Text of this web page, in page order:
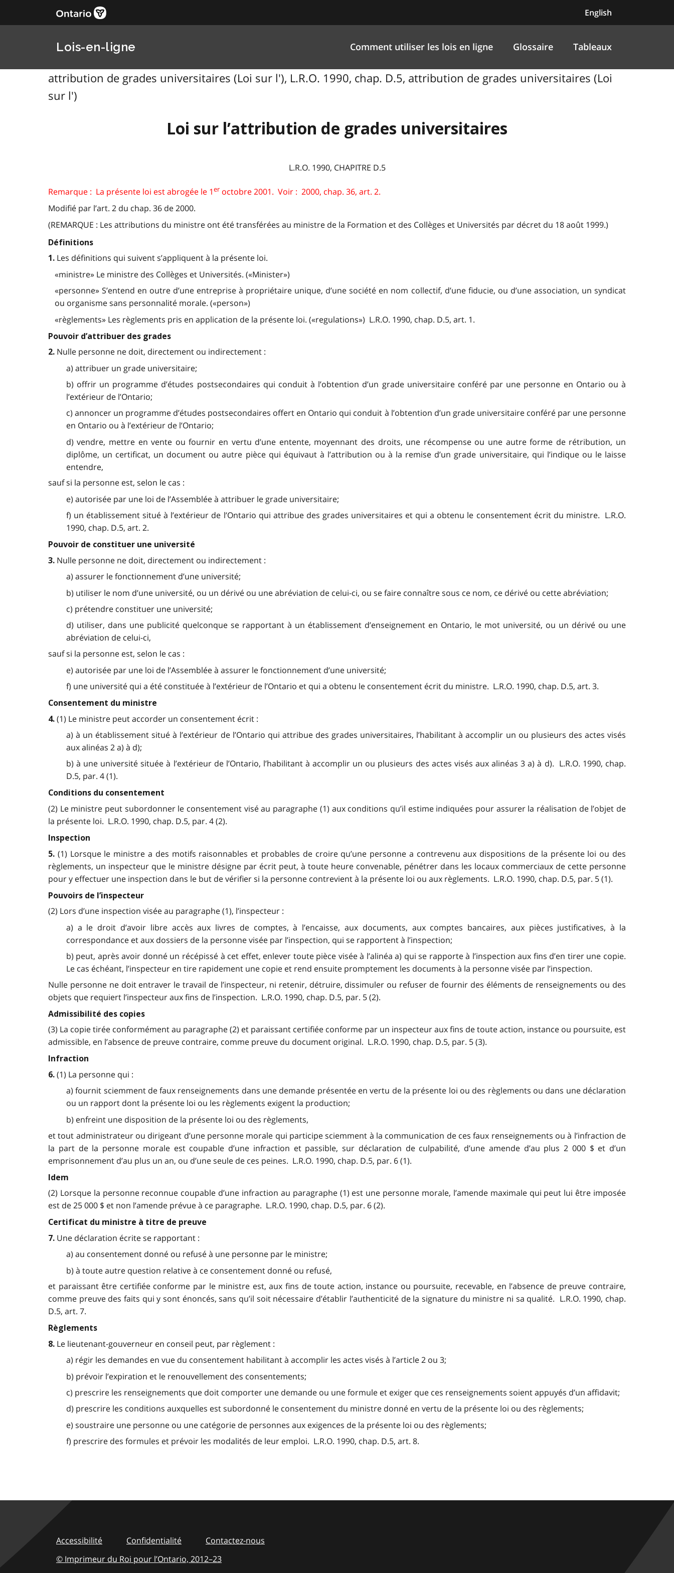
English
Lois-en-ligne Comment utiliser les lois en ligne Glossaire Tableaux
attribution de grades universitaires (Loi sur l'), L.R.O. 1990, chap. D.5, attribution de grades universitaires (Loi
sur l')
Loi sur l’attribution de grades universitaires
L.R.O. 1990, CHAPITRE D.5
Remarque : La présente loi est abrogée le 1er octobre 2001. Voir : 2000, chap. 36, art. 2.
Modifié par l’art. 2 du chap. 36 de 2000.
(REMARQUE : Les attributions du ministre ont été transférées au ministre de la Formation et des Collèges et Universités par décret du 18 août 1999.)
Définitions
1. Les définitions qui suivent s’appliquent à la présente loi.
«ministre» Le ministre des Collèges et Universités. («Minister»)
«personne» S’entend en outre d’une entreprise à propriétaire unique, d’une société en nom collectif, d’une fiducie, ou d’une association, un syndicat
ou organisme sans personnalité morale. («person»)
«règlements» Les règlements pris en application de la présente loi. («regulations») L.R.O. 1990, chap. D.5, art. 1.
Pouvoir d’attribuer des grades
2. Nulle personne ne doit, directement ou indirectement :
a) attribuer un grade universitaire;
b) offrir un programme d’études postsecondaires qui conduit à l’obtention d’un grade universitaire conféré par une personne en Ontario ou à
l’extérieur de l’Ontario;
c) annoncer un programme d’études postsecondaires offert en Ontario qui conduit à l’obtention d’un grade universitaire conféré par une personne
en Ontario ou à l’extérieur de l’Ontario;
d) vendre, mettre en vente ou fournir en vertu d’une entente, moyennant des droits, une récompense ou une autre forme de rétribution, un
diplôme, un certificat, un document ou autre pièce qui équivaut à l’attribution ou à la remise d’un grade universitaire, qui l’indique ou le laisse
entendre,
sauf si la personne est, selon le cas :
e) autorisée par une loi de l’Assemblée à attribuer le grade universitaire;
f) un établissement situé à l’extérieur de l’Ontario qui attribue des grades universitaires et qui a obtenu le consentement écrit du ministre. L.R.O.
1990, chap. D.5, art. 2.
Pouvoir de constituer une université
3. Nulle personne ne doit, directement ou indirectement :
a) assurer le fonctionnement d’une université;
b) utiliser le nom d’une université, ou un dérivé ou une abréviation de celui-ci, ou se faire connaître sous ce nom, ce dérivé ou cette abréviation;
c) prétendre constituer une université;
d) utiliser, dans une publicité quelconque se rapportant à un établissement d’enseignement en Ontario, le mot université, ou un dérivé ou une
abréviation de celui-ci,
sauf si la personne est, selon le cas :
e) autorisée par une loi de l’Assemblée à assurer le fonctionnement d’une université;
f) une université qui a été constituée à l’extérieur de l’Ontario et qui a obtenu le consentement écrit du ministre. L.R.O. 1990, chap. D.5, art. 3.
Consentement du ministre
4. (1) Le ministre peut accorder un consentement écrit :
a) à un établissement situé à l’extérieur de l’Ontario qui attribue des grades universitaires, l’habilitant à accomplir un ou plusieurs des actes visés
aux alinéas 2 a) à d);
b) à une université située à l’extérieur de l’Ontario, l’habilitant à accomplir un ou plusieurs des actes visés aux alinéas 3 a) à d). L.R.O. 1990, chap.
D.5, par. 4 (1).
Conditions du consentement
(2) Le ministre peut subordonner le consentement visé au paragraphe (1) aux conditions qu’il estime indiquées pour assurer la réalisation de l’objet de
la présente loi. L.R.O. 1990, chap. D.5, par. 4 (2).
Inspection
5. (1) Lorsque le ministre a des motifs raisonnables et probables de croire qu’une personne a contrevenu aux dispositions de la présente loi ou des
règlements, un inspecteur que le ministre désigne par écrit peut, à toute heure convenable, pénétrer dans les locaux commerciaux de cette personne
pour y effectuer une inspection dans le but de vérifier si la personne contrevient à la présente loi ou aux règlements. L.R.O. 1990, chap. D.5, par. 5 (1).
Pouvoirs de l’inspecteur
(2) Lors d’une inspection visée au paragraphe (1), l’inspecteur :
a) a le droit d’avoir libre accès aux livres de comptes, à l’encaisse, aux documents, aux comptes bancaires, aux pièces justificatives, à la
correspondance et aux dossiers de la personne visée par l’inspection, qui se rapportent à l’inspection;
b) peut, après avoir donné un récépissé à cet effet, enlever toute pièce visée à l’alinéa a) qui se rapporte à l’inspection aux fins d’en tirer une copie.
Le cas échéant, l’inspecteur en tire rapidement une copie et rend ensuite promptement les documents à la personne visée par l’inspection.
Nulle personne ne doit entraver le travail de l’inspecteur, ni retenir, détruire, dissimuler ou refuser de fournir des éléments de renseignements ou des
objets que requiert l’inspecteur aux fins de l’inspection. L.R.O. 1990, chap. D.5, par. 5 (2).
Admissibilité des copies
(3) La copie tirée conformément au paragraphe (2) et paraissant certifiée conforme par un inspecteur aux fins de toute action, instance ou poursuite, est
admissible, en l’absence de preuve contraire, comme preuve du document original. L.R.O. 1990, chap. D.5, par. 5 (3).
Infraction
6. (1) La personne qui :
a) fournit sciemment de faux renseignements dans une demande présentée en vertu de la présente loi ou des règlements ou dans une déclaration
ou un rapport dont la présente loi ou les règlements exigent la production;
b) enfreint une disposition de la présente loi ou des règlements,
et tout administrateur ou dirigeant d’une personne morale qui participe sciemment à la communication de ces faux renseignements ou à l’infraction de
la part de la personne morale est coupable d’une infraction et passible, sur déclaration de culpabilité, d’une amende d’au plus 2 000 $ et d’un
emprisonnement d’au plus un an, ou d’une seule de ces peines. L.R.O. 1990, chap. D.5, par. 6 (1).
Idem
(2) Lorsque la personne reconnue coupable d’une infraction au paragraphe (1) est une personne morale, l’amende maximale qui peut lui être imposée
est de 25 000 $ et non l’amende prévue à ce paragraphe. L.R.O. 1990, chap. D.5, par. 6 (2).
Certificat du ministre à titre de preuve
7. Une déclaration écrite se rapportant :
a) au consentement donné ou refusé à une personne par le ministre;
b) à toute autre question relative à ce consentement donné ou refusé,
et paraissant être certifiée conforme par le ministre est, aux fins de toute action, instance ou poursuite, recevable, en l’absence de preuve contraire,
comme preuve des faits qui y sont énoncés, sans qu’il soit nécessaire d’établir l’authenticité de la signature du ministre ni sa qualité. L.R.O. 1990, chap.
D.5, art. 7.
Règlements
8. Le lieutenant-gouverneur en conseil peut, par règlement :
a) régir les demandes en vue du consentement habilitant à accomplir les actes visés à l’article 2 ou 3;
b) prévoir l’expiration et le renouvellement des consentements;
c) prescrire les renseignements que doit comporter une demande ou une formule et exiger que ces renseignements soient appuyés d’un affidavit;
d) prescrire les conditions auxquelles est subordonné le consentement du ministre donné en vertu de la présente loi ou des règlements;
e) soustraire une personne ou une catégorie de personnes aux exigences de la présente loi ou des règlements;
f) prescrire des formules et prévoir les modalités de leur emploi. L.R.O. 1990, chap. D.5, art. 8.
Accessibilité Confidentialité
Contactez-nous
© Imprimeur du Roi pour l’Ontario, 2012–23